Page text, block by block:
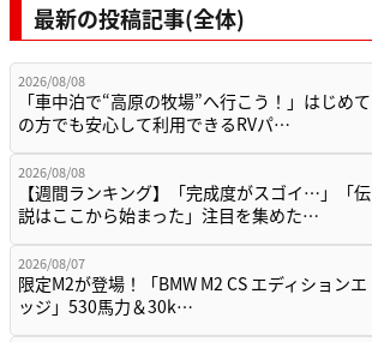
最新の投稿記事(全体)
2026/08/08
「車中泊で“高原の牧場”へ行こう！」はじめて
の方でも安心して利用できるRVパ…
2026/08/08
【週間ランキング】「完成度がスゴイ…」「伝
説はここから始まった」注目を集めた…
2026/08/07
限定M2が登場！「BMW M2 CS エディションエ
ッジ」530馬力＆30k…